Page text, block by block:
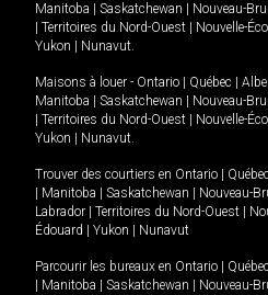
Manitoba
Saskatchewan Nouveau-
Territoires du Nord-Ouest Nouvelle-
Yukon
Nunavut.
Maisons à louer - Ontario Québec
Manitoba
Saskatchewan Nouveau-
Territoires du Nord-Ouest Nouvelle-
Yukon
Nunavut.
Trouver des courtiers en Ontario Québec
Manitoba Saskatchewan Nouveau-
Labrador
Territoires du Nord-Ouest
Édouard
Yukon Nunavut
Parcourir les bureaux en Ontario Québec
Manitoba Saskatchewan Nouveau-